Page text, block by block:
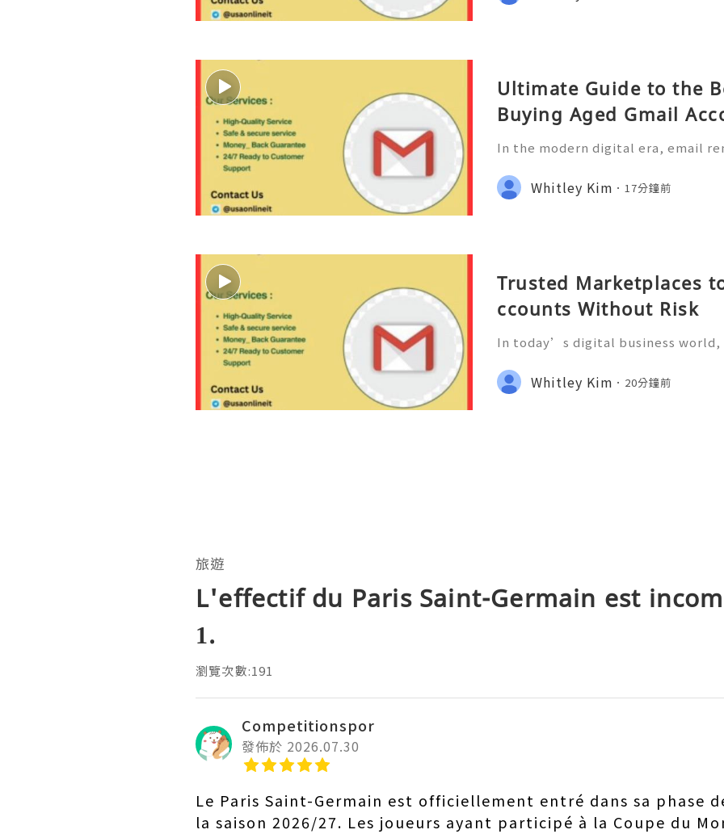
Ultimate Guide to the
Buying Aged Gmail
In the modern digital era, email
d online professionals. From
eam collaboration to manag
Whitley Kim 17分鐘前
Trusted Marketplaces
ccounts Without Risk
In today’s digital business world,
t, and online operations.
eneurs rely on email plat
Whitley Kim 20分鐘前
旅遊
L'effectif du Paris Saint-Germain est
1.
瀏覽次數:191
Competitionspor
發佈於 2026.07.30
Le Paris Saint-Germain est officiellement entré dans sa phase
la saison 2026/27. Les joueurs ayant participé à la Coupe du